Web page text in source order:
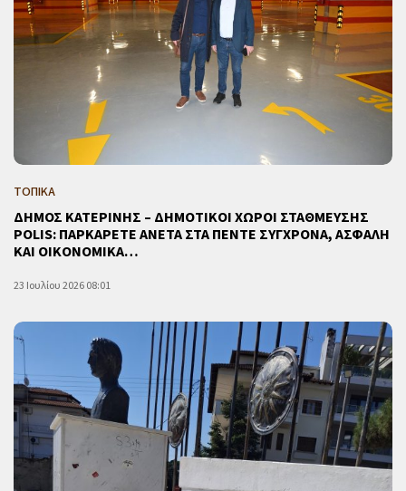
ΤΟΠΙΚΑ
ΔΗΜΟΣ ΚΑΤΕΡΙΝΗΣ – ΔΗΜΟΤΙΚΟΙ ΧΩΡΟΙ ΣΤΑΘΜΕΥΣΗΣ
POLIS: ΠΑΡΚΑΡΕΤΕ ΑΝΕΤΑ ΣΤΑ ΠΕΝΤΕ ΣΥΓΧΡΟΝΑ, ΑΣΦΑΛΗ
ΚΑΙ ΟΙΚΟΝΟΜΙΚΑ…
23 Ιουλίου 2026 08:01